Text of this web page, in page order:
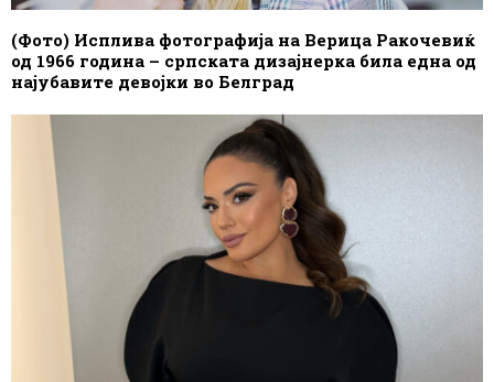
(Фото) Исплива фотографија на Верица Ракочевиќ
од 1966 година – српската дизајнерка била една од
најубавите девојки во Белград